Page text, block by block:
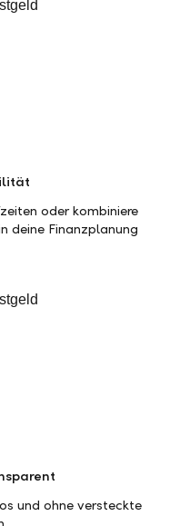
oder kombiniere
deine Finanzplanung
und ohne versteckte